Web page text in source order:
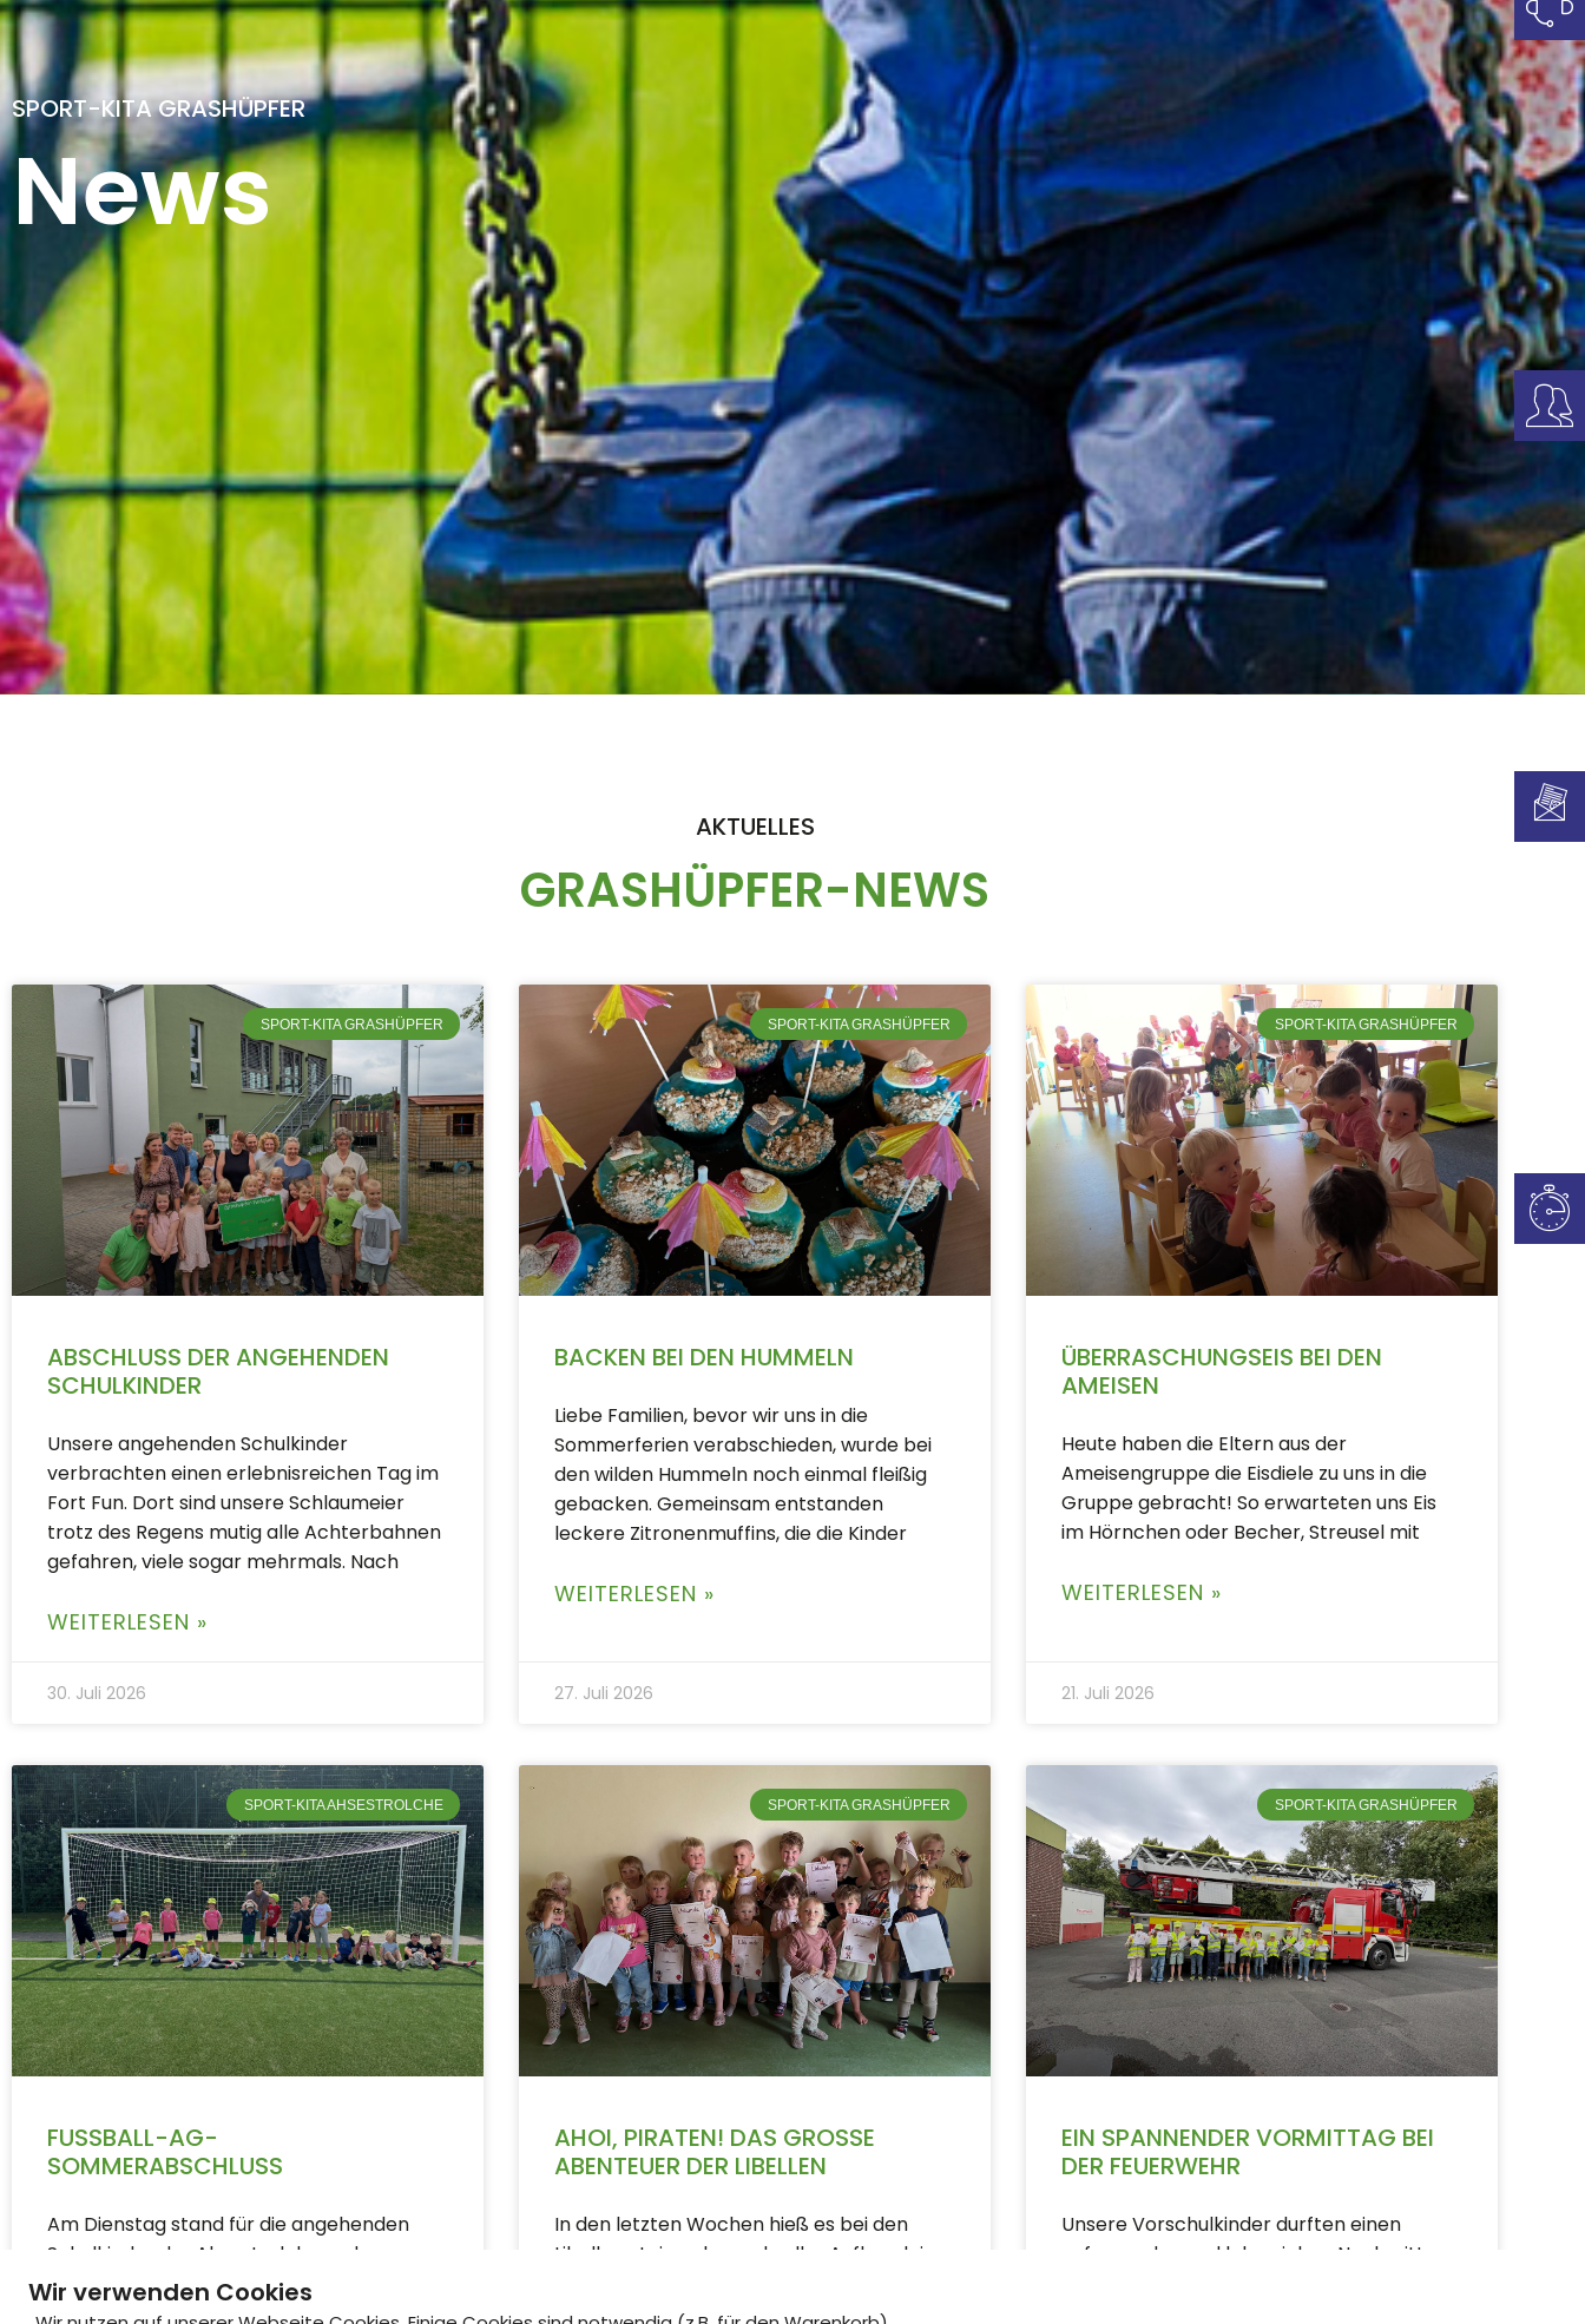
SPORT-KITA GRASHÜPFER
News
AKTUELLES
GRASHÜPFER-NEWS
SPORT-KITA GRASHÜPFER
ABSCHLUSS DER ANGEHENDEN
SCHULKINDER
Unsere angehenden Schulkinder
verbrachten einen erlebnisreichen Tag im
Fort Fun. Dort sind unsere Schlaumeier
trotz des Regens mutig alle Achterbahnen
gefahren, viele sogar mehrmals. Nach
WEITERLESEN »
30. Juli 2026
SPORT-KITA GRASHÜPFER
BACKEN BEI DEN HUMMELN
Liebe Familien, bevor wir uns in die
Sommerferien verabschieden, wurde bei
den wilden Hummeln noch einmal fleißig
gebacken. Gemeinsam entstanden
leckere Zitronenmuffins, die die Kinder
WEITERLESEN »
27. Juli 2026
SPORT-KITA GRASHÜPFER
ÜBERRASCHUNGSEIS BEI DEN
AMEISEN
Heute haben die Eltern aus der
Ameisengruppe die Eisdiele zu uns in die
Gruppe gebracht! So erwarteten uns Eis
im Hörnchen oder Becher, Streusel mit
WEITERLESEN »
21. Juli 2026
SPORT-KITA AHSESTROLCHE
FUSSBALL-AG-S
OMMERABSCHLUSS
Am Dienstag stand für die angehenden
Schulkinder der Ahsestrolche und
Grashüpfer ein besonderes
Fußballerlebnis auf dem Programm. Auf
SPORT-KITA GRASHÜPFER
AHOI, PIRATEN! DAS GROSSE A
BENTEUER DER LIBELLEN
In den letzten Wochen hieß es bei den
Libellen: „Leinen los und voller Aufbruch ins
faszinierende Welt der
SPORT-KITA GRASHÜPFER
EIN SPANNENDER VORMITTAG BEI
DER FEUERWEHR
Unsere Vorschulkinder durften einen
aufregenden und lehrreichen Nachmittag
Wir verwenden Cookies